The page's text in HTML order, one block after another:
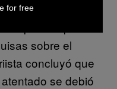
de la
para el
sobre el
concluyó que
se debió
for free